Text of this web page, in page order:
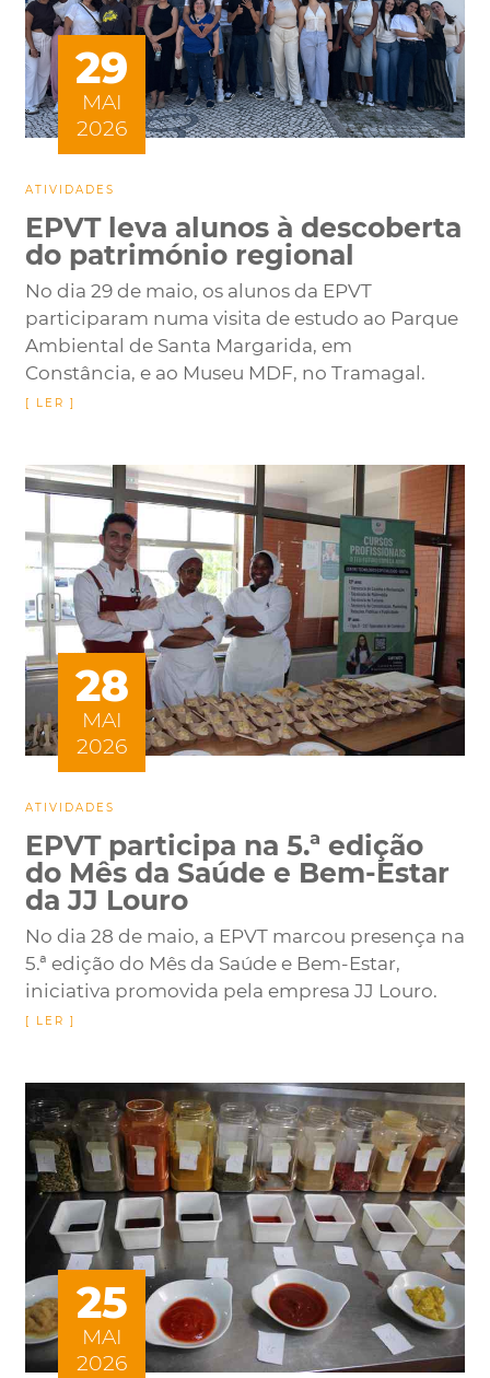
29
MAI
2026
ATIVIDADES
EPVT leva alunos à descoberta
do património regional
No dia 29 de maio, os alunos da EPVT
participaram numa visita de estudo ao Parque
Ambiental de Santa Margarida, em
Constância, e ao Museu MDF, no Tramagal.
28
MAI
2026
ATIVIDADES
EPVT participa na 5.ª edição
do Mês da Saúde e Bem-Estar
da JJ Louro
No dia 28 de maio, a EPVT marcou presença na
5.ª edição do Mês da Saúde e Bem-Estar,
iniciativa promovida pela empresa JJ Louro.
25
MAI
2026